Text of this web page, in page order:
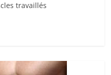
travaillés